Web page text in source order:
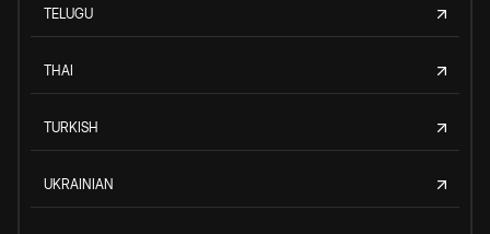
TELUGU
THAI
TURKISH
UKRAINIAN